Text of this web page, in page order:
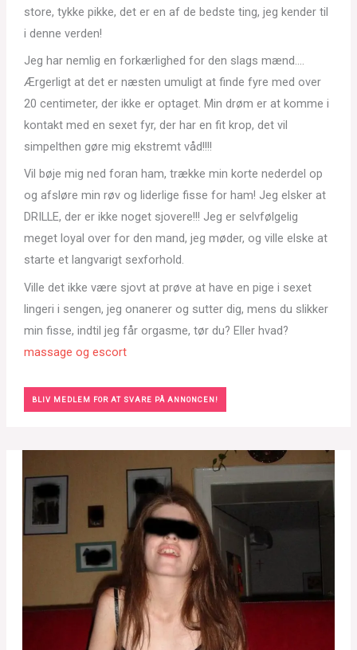
store, tykke pikke, det er en af de bedste ting, jeg kender til
i denne verden!
Jeg har nemlig en forkærlighed for den slags mænd….
Ærgerligt at det er næsten umuligt at finde fyre med over
20 centimeter, der ikke er optaget. Min drøm er at komme i
kontakt med en sexet fyr, der har en fit krop, det vil
simpelthen gøre mig ekstremt våd!!!!
Vil bøje mig ned foran ham, trække min korte nederdel op
og afsløre min røv og liderlige fisse for ham! Jeg elsker at
DRILLE, der er ikke noget sjovere!!! Jeg er selvfølgelig
meget loyal over for den mand, jeg møder, og ville elske at
starte et langvarigt sexforhold.
Ville det ikke være sjovt at prøve at have en pige i sexet
lingeri i sengen, jeg onanerer og sutter dig, mens du slikker
min fisse, indtil jeg får orgasme, tør du? Eller hvad?
massage og escort
BLIV MEDLEM FOR AT SVARE PÅ ANNONCEN!